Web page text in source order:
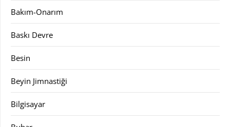
Bakım-Onarım
Baskı Devre
Besin
Beyin Jimnastiği
Bilgisayar